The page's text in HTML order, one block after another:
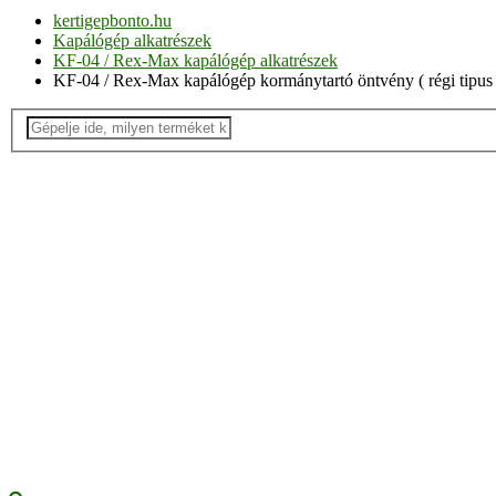
kertigepbonto.hu
Kapálógép alkatrészek
KF-04 / Rex-Max kapálógép alkatrészek
KF-04 / Rex-Max kapálógép kormánytartó öntvény ( régi tipus